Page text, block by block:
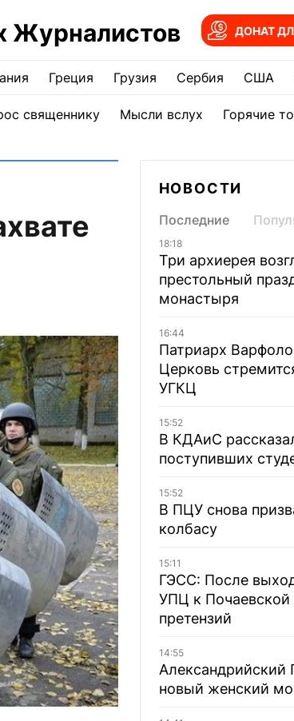
Журналистов ДОНАТ
Греция Грузия Сербия США
священнику Мысли вслух Горячие
НОВОСТИ
Последние
18:18
Три архиерея
престольный
монастыря
16:44
Патриарх
Церковь
УГКЦ
15:52
В КДАиС
поступивших
15:52
В ПЦУ снова
колбасу
15:11
ГЭСС: После
УПЦ к Почаевской
претензий
14:55
Александрийский
новый женский